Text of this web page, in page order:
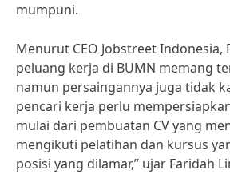
mumpuni.
Menurut CEO Jobstreet Indonesia,
peluang kerja di BUMN memang
namun persaingannya juga tidak
pencari kerja perlu
mulai dari pembuatan CV yang
mengikuti pelatihan dan kursus
posisi yang dilamar,” ujar Faridah